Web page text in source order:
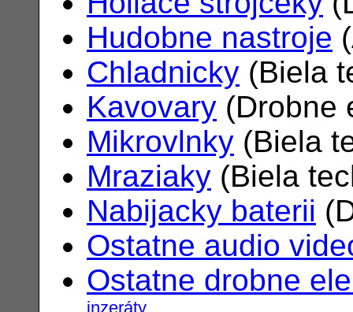
Hudobne nastroje
Chladnicky (Biela
Kavovary (Drobne
Mikrovlnky (Biela
Mraziaky (Biela
Nabijacky baterii
Ostatne audio
Ostatne drobne